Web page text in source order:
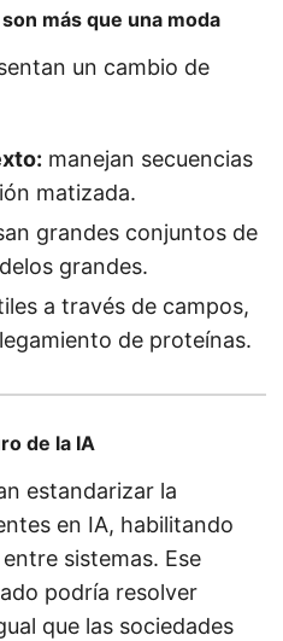
más que una moda
un cambio de
manejan secuencias
matizada.
grandes conjuntos de
grandes.
a través de campos,
de proteínas.
de la IA
estandarizar la
en IA, habilitando
sistemas. Ese
podría resolver
que las sociedades